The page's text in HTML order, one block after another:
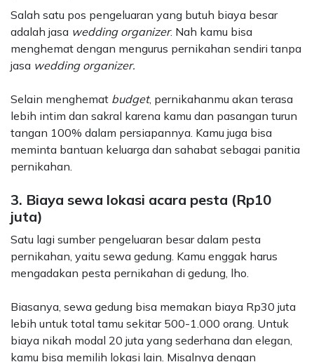
Salah satu pos pengeluaran yang butuh biaya besar
adalah jasa wedding organizer. Nah kamu bisa
menghemat dengan mengurus pernikahan sendiri tanpa
jasa wedding organizer.
Selain menghemat budget, pernikahanmu akan terasa
lebih intim dan sakral karena kamu dan pasangan turun
tangan 100% dalam persiapannya. Kamu juga bisa
meminta bantuan keluarga dan sahabat sebagai panitia
pernikahan.
3. Biaya sewa lokasi acara pesta (Rp10
juta)
Satu lagi sumber pengeluaran besar dalam pesta
pernikahan, yaitu sewa gedung. Kamu enggak harus
mengadakan pesta pernikahan di gedung, lho.
Biasanya, sewa gedung bisa memakan biaya Rp30 juta
lebih untuk total tamu sekitar 500-1.000 orang. Untuk
biaya nikah modal 20 juta yang sederhana dan elegan,
kamu bisa memilih lokasi lain. Misalnya dengan